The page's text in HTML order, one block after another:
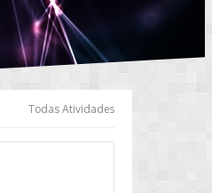
Todas Atividades